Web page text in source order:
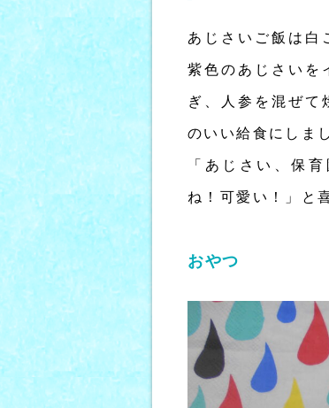
あじさいご飯は白
紫色のあじさいを
ぎ、人参を混ぜて
のいい給食にしま
「あじさい、保
ね！可愛い！」と
おやつ